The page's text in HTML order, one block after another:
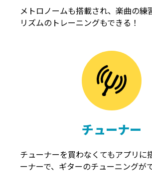
メトロノームも搭載され、楽曲の練
リズムのトレーニングもできる！
チューナー
チューナーを買わなくてもアプリに
ーナーで、ギターのチューニングが